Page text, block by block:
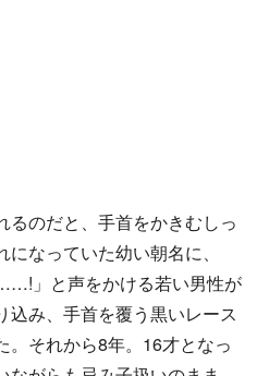
のだと、手首をかきむしっ
なっていた幼い朝名に、
」と声をかける若い男性が
込み、手首を覆う黒いレース
。それから8年。16才となっ